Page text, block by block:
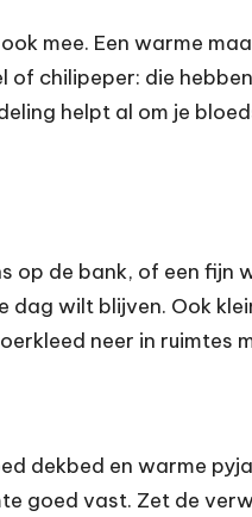
mee. Een warme
of chilipeper: die
helpt al om je
de bank, of een fijn
wilt blijven. Ook
neer in ruimtes
dekbed en warme
goed vast. Zet de